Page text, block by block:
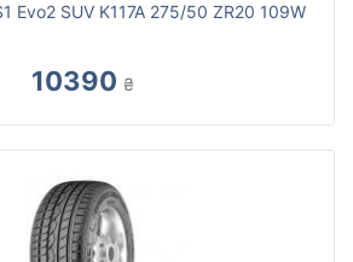
Evo2 SUV K117A 275/50 ZR20 109W
10390 ₴